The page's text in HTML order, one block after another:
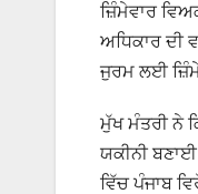
ਜ਼ਿੰਮੇਵਾਰ
ਅਧਿਕਾਰ ਦੀ
ਜੁਰਮ ਲਈ
ਮੁੱਖ ਮੰਤਰੀ ਨੇ
ਯਕੀਨੀ
ਵਿੱਚ ਪੰਜਾਬ